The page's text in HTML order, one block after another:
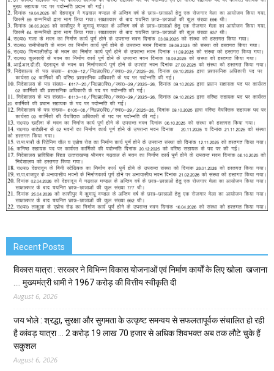
Recent Posts
विकास यात्रा : सरकार ने विभिन्न विकास योजनाओं एवं निर्माण कार्यों के लिए खोला खजाना
…. मुख्यमंत्री धामी ने ₹1967 करोड़ की वित्तीय स्वीकृति दी
August 6, 2026
जय भोले : श्रद्धा, सुरक्षा और सुगमता के उत्कृष्ट समन्वय से सफलतापूर्वक संचालित हो रही
है कांवड़ यात्रा … 2 करोड़ 19 लाख 70 हजार से अधिक शिवभक्त अब तक लौटे चुके हैं
सकुशल
August 6, 2026